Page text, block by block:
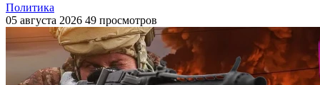
Политика
05 августа 2026 49 просмотров